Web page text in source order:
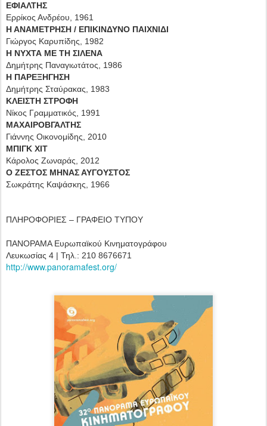
ΕΦΙΑΛΤΗΣ
Ερρίκος Ανδρέου, 1961
Η ΑΝΑΜΕΤΡΗΣΗ / ΕΠΙΚΙΝΔΥΝΟ ΠΑΙΧΝΙΔΙ
Γιώργος Καρυπίδης, 1982
Η ΝΥΧΤΑ ΜΕ ΤΗ ΣΙΛΕΝΑ
Δημήτρης Παναγιωτάτος, 1986
Η ΠΑΡΕΞΗΓΗΣΗ
Δημήτρης Σταύρακας, 1983
ΚΛΕΙΣΤΗ ΣΤΡΟΦΗ
Νίκος Γραμματικός, 1991
ΜΑΧΑΙΡΟΒΓΑΛΤΗΣ
Γιάννης Οικονομίδης, 2010
ΜΠΙΓΚ ΧΙΤ
Κάρολος Ζωναράς, 2012
Ο ΖΕΣΤΟΣ ΜΗΝΑΣ ΑΥΓΟΥΣΤΟΣ
Σωκράτης Καψάσκης, 1966
ΠΛΗΡΟΦΟΡΙΕΣ – ΓΡΑΦΕΙΟ ΤΥΠΟΥ
ΠΑΝΟΡΑΜΑ Ευρωπαϊκού Κινηματογράφου
Λευκωσίας 4 | Τηλ.: 210 8676671
http://www.panoramafest.org/